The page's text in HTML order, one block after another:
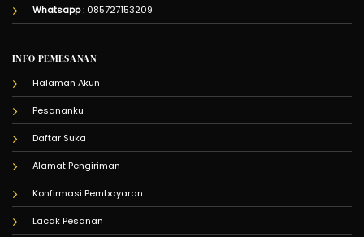
Whatsapp: 085727153209
INFO PEMESANAN
Halaman Akun
Pesananku
Daftar Suka
Alamat Pengiriman
Konfirmasi Pembayaran
Lacak Pesanan